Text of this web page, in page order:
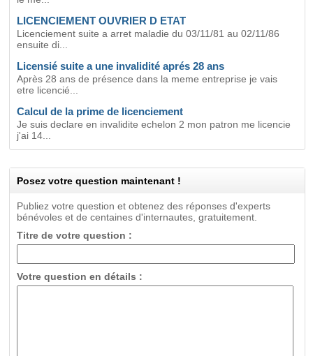
LICENCIEMENT OUVRIER D ETAT
Licenciement suite a arret maladie du 03/11/81 au 02/11/86
ensuite di...
Licensié suite a une invalidité aprés 28 ans
Après 28 ans de présence dans la meme entreprise je vais
etre licencié...
Calcul de la prime de licenciement
Je suis declare en invalidite echelon 2 mon patron me licencie
j'ai 14...
Posez votre question maintenant !
Publiez votre question et obtenez des réponses d'experts
bénévoles et de centaines d'internautes, gratuitement.
Titre de votre question :
Votre question en détails :